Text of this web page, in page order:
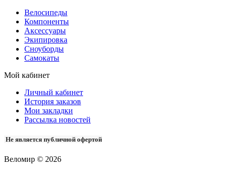
Велосипеды
Компоненты
Аксессуары
Экипировка
Сноуборды
Самокаты
Мой кабинет
Личный кабинет
История заказов
Мои закладки
Рассылка новостей
Не является публичной офертой
Веломир © 2026